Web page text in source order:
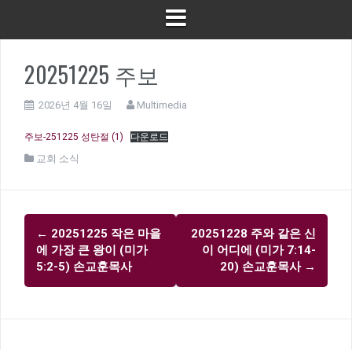
20251225 주보
2026년 4월 16일 Multimedia
주보-251225 성탄절 (1) 다운로드
교회 소식
글
내
비
게
← 20251225 작은 마을
에 가장 큰 왕이 (미가
5:2-5) 손교훈목사
20251228 주와 같은 신
이 어디에 (미가 7:14-
20) 손교훈목사 →